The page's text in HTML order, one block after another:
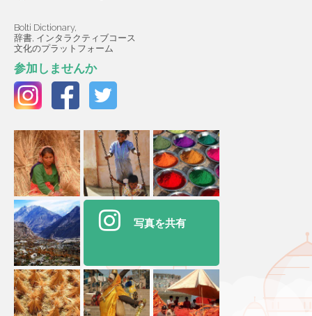
Bolti Dictionary,
辞書, インタラクティブコース
文化のプラットフォーム
参加しませんか
写真を共有